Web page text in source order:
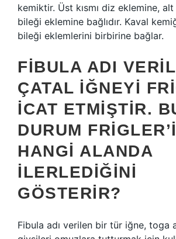
kemiktir. Üst kısmı diz eklemine, alt
bileği eklemine bağlıdır. Kaval
bileği eklemlerini birbirine bağlar.
FIBULA ADI
ÇATAL IĞNEYI
ICAT ETMIŞTIR.
DURUM
HANGI ALANDA
ILERLEDIĞINI
GÖSTERIR?
Fibula adı verilen bir tür iğne, toga